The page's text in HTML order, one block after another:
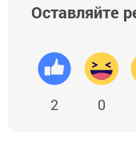
Оставляйте
2 0